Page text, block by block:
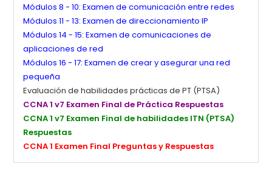
Módulos 8 - 10: Examen de comunicación entre redes
Módulos 11 - 13: Examen de direccionamiento IP
Módulos 14 - 15: Examen de comunicaciones de
aplicaciones de red
Módulos 16 - 17: Examen de crear y asegurar una red
pequeña
Evaluación de habilidades prácticas de PT (PTSA)
CCNA 1 v7 Examen Final de Práctica Respuestas
CCNA 1 v7 Examen Final de habilidades ITN (PTSA)
Respuestas
CCNA 1 Examen Final Preguntas y Respuestas